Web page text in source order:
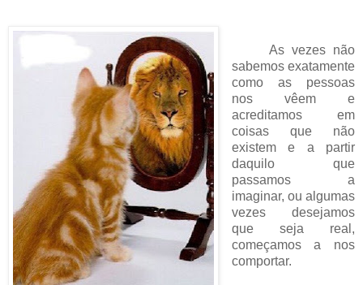
As vezes não
sabemos exatamente
como as pessoas
nos vêem e
acreditamos em
coisas que não
existem e a partir
daquilo que
passamos a
imaginar, ou algumas
vezes desejamos
que seja real,
começamos a nos
comportar.